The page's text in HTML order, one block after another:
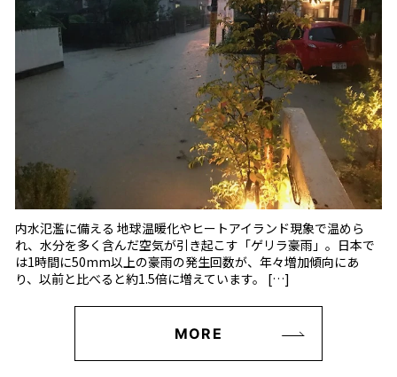
内水氾濫に備える 地球温暖化やヒートアイランド現象で温めら
れ、水分を多く含んだ空気が引き起こす「ゲリラ豪雨」。日本で
は1時間に50mm以上の豪雨の発生回数が、年々増加傾向にあ
り、以前と比べると約1.5倍に増えています。 […]
MORE